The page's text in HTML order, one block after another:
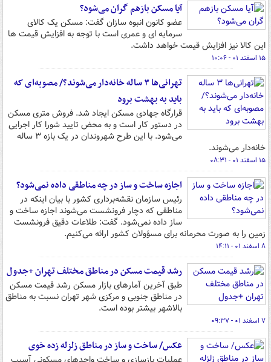
آیا مسکن بازهم گران می‌شود؟
عضو کانون انبوه سازان گفت: مسکن یک کالای
سرمایه ای و عمری است با توجه به افزایش قیمت ها
این کالا نیز افزایش قیمت خواهد داشت.
۱۵ اسفند ۰۱ - ۱۰:۰۶
تهرانی‌ها ۳ ساله خانه‌دار می‌شوند؟/ مصوبه‌ای که
باید به بهشت برود
قرارگاه جهادی مسکن ایجاد شد. فروش متری مسکن
در دستور کار است و به محض تایید شورا کار اجرایی
می‌شود. با این طرح شهروندان در یک بازه ۳ ساله
خانه‌دار می‌شوند.
۱۵ اسفند ۰۱ - ۰۸:۳۱
اجازه ساخت و ساز در چه مناطقی داده نمی‌شود؟
رئیس سازمان نقشه‌برداری کشور با بیان اینکه در
مناطقی که دچار فرونشست می‌شوند اجازه ساخت و
ساز داده نمی‌شود. گفت:‌ طلاعات دقیق فرونشست
زمین را به صورت محرمانه برای مسؤولان کشور ارائه می‌کنیم.
۸ اسفند ۰۱ - ۱۴:۱۱
رشد قیمت مسکن در مناطق مختلف تهران +جدول
طبق آخرین آمارهای بازار مسکن رشد قیمت مسکن
در مناطق جنوبی و مرکزی شهر تهران نسبت به مناطق
بالاشهر بیشتر بوده است.
۷ اسفند ۰۱ - ۰۹:۳۷
عکس/ ساخت و ساز در مناطق زلزله زده خوی